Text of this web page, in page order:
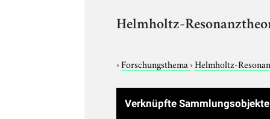
Helmholtz-
›Forschungsthema›Helmholtz-
Verknüpfte Sammlungsobjekte